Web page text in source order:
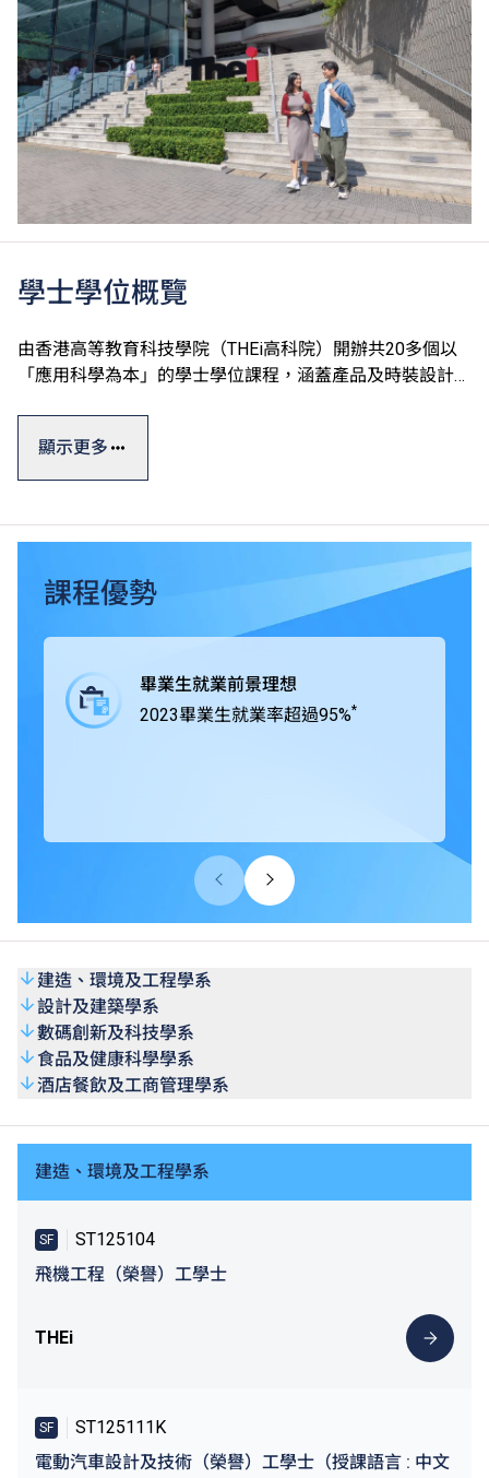
學士學位概覽
由香港高等教育科技學院（THEi高科院）開辦共20多個以
「應用科學為本」的學士學位課程，涵蓋產品及時裝設計、
碼科技及創新商業七大學術領域。
知識，透過應用科學為本的教學方式及着重應用的課程設
計，確保學生能夠做到融會貫通，學以致用。THEi透過與
業界緊密合作，在課程中為學生提供工作綜合學習（Work-
integrated Learning, WIL），學生得以通過專題研習積極與
業界合作，獲取實戰經驗，所掌握的專業技術及知識可以應
THEi高科院所有學士學位課程均獲香港學術及職業資歷評
顯示更多
課程優勢
畢業生就業前景理想
2023畢業生就業率超過95%*
建造、環境及工程學系
設計及建築學系
數碼創新及科技學系
食品及健康科學學系
酒店餐飲及工商管理學系
建造、環境及工程學系
SF
ST125104
飛機工程（榮譽）工學士
THEi
SF
ST125111K
電動汽車設計及技術（榮譽）工學士（授課語言 : 中文